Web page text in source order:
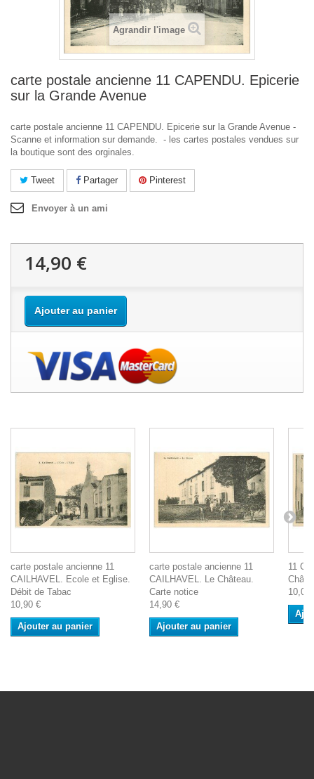
Agrandir l'image
carte postale ancienne 11 CAPENDU. Epicerie
sur la Grande Avenue
carte postale ancienne 11 CAPENDU. Epicerie sur la Grande Avenue -
Scanne et information sur demande. - les cartes postales vendues sur
la boutique sont des orginales.
Tweet Partager Pinterest
Envoyer à un ami
14,90 €
Ajouter au panier
carte postale ancienne 11
CAILHAVEL. Ecole et Eglise.
Débit de Tabac
10,90 €
Ajouter au panier
carte postale ancienne 11
CAILHAVEL. Le Château.
Carte notice
14,90 €
Ajouter au panier
11
10,00